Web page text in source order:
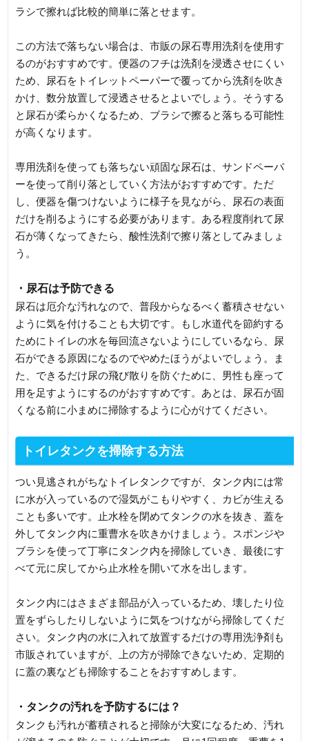
ラシで擦れば比較的簡単に落とせます。
この方法で落ちない場合は、市販の尿石専用洗剤を使用す
るのがおすすめです。便器のフチは洗剤を浸透させにくい
ため、尿石をトイレットペーパーで覆ってから洗剤を吹き
かけ、数分放置して浸透させるとよいでしょう。そうする
と尿石が柔らかくなるため、ブラシで擦ると落ちる可能性
が高くなります。
専用洗剤を使っても落ちない頑固な尿石は、サンドペーパ
ーを使って削り落としていく方法がおすすめです。ただ
し、便器を傷つけないように様子を見ながら、尿石の表面
だけを削るようにする必要があります。ある程度削れて尿
石が薄くなってきたら、酸性洗剤で擦り落としてみましょ
う。
・尿石は予防できる
尿石は厄介な汚れなので、普段からなるべく蓄積させない
ように気を付けることも大切です。もし水道代を節約する
ためにトイレの水を毎回流さないようにしているなら、尿
石ができる原因になるのでやめたほうがよいでしょう。ま
た、できるだけ尿の飛び散りを防ぐために、男性も座って
用を足すようにするのがおすすめです。あとは、尿石が固
くなる前に小まめに掃除するように心がけてください。
トイレタンクを掃除する方法
つい見逃されがちなトイレタンクですが、タンク内には常
に水が入っているので湿気がこもりやすく、カビが生える
ことも多いです。止水栓を閉めてタンクの水を抜き、蓋を
外してタンク内に重曹水を吹きかけましょう。スポンジや
ブラシを使って丁寧にタンク内を掃除していき、最後にす
べて元に戻してから止水栓を開いて水を出します。
タンク内にはさまざま部品が入っているため、壊したり位
置をずらしたりしないように気をつけながら掃除してくだ
さい。タンク内の水に入れて放置するだけの専用洗浄剤も
市販されていますが、上の方が掃除できないため、定期的
に蓋の裏なども掃除することをおすすめします。
・タンクの汚れを予防するには？
タンクも汚れが蓄積されると掃除が大変になるため、汚れ